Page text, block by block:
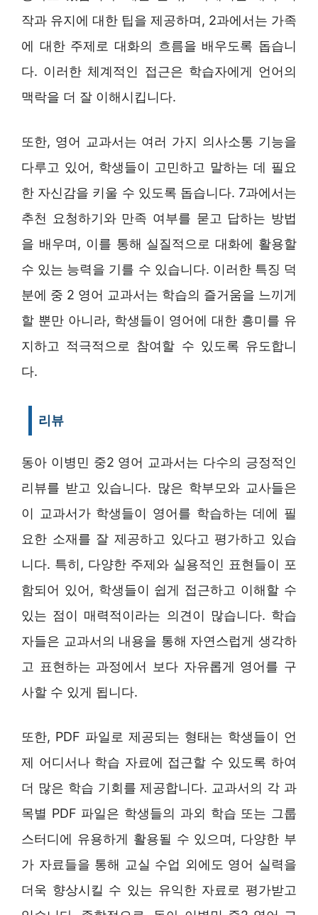
작과 유지에 대한 팁을 제공하며, 2과에서는 가족
에 대한 주제로 대화의 흐름을 배우도록 돕습니
다. 이러한 체계적인 접근은 학습자에게 언어의
맥락을 더 잘 이해시킵니다.
또한, 영어 교과서는 여러 가지 의사소통 기능을
다루고 있어, 학생들이 고민하고 말하는 데 필요
한 자신감을 키울 수 있도록 돕습니다. 7과에서는
추천 요청하기와 만족 여부를 묻고 답하는 방법
을 배우며, 이를 통해 실질적으로 대화에 활용할
수 있는 능력을 기를 수 있습니다. 이러한 특징 덕
분에 중 2 영어 교과서는 학습의 즐거움을 느끼게
할 뿐만 아니라, 학생들이 영어에 대한 흥미를 유
지하고 적극적으로 참여할 수 있도록 유도합니
다.
리뷰
동아 이병민 중2 영어 교과서는 다수의 긍정적인
리뷰를 받고 있습니다. 많은 학부모와 교사들은
이 교과서가 학생들이 영어를 학습하는 데에 필
요한 소재를 잘 제공하고 있다고 평가하고 있습
니다. 특히, 다양한 주제와 실용적인 표현들이 포
함되어 있어, 학생들이 쉽게 접근하고 이해할 수
있는 점이 매력적이라는 의견이 많습니다. 학습
자들은 교과서의 내용을 통해 자연스럽게 생각하
고 표현하는 과정에서 보다 자유롭게 영어를 구
사할 수 있게 됩니다.
또한, PDF 파일로 제공되는 형태는 학생들이 언
제 어디서나 학습 자료에 접근할 수 있도록 하여
더 많은 학습 기회를 제공합니다. 교과서의 각 과
목별 PDF 파일은 학생들의 과외 학습 또는 그룹
스터디에 유용하게 활용될 수 있으며, 다양한 부
가 자료들을 통해 교실 수업 외에도 영어 실력을
더욱 향상시킬 수 있는 유익한 자료로 평가받고